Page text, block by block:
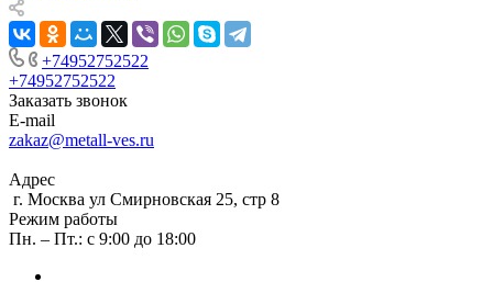
+74952752522
+74952752522
Заказать звонок
E-mail
zakaz@metall-ves.ru
Адрес
г. Москва ул Смирновская 25, стр 8
Режим работы
Пн. – Пт.: с 9:00 до 18:00